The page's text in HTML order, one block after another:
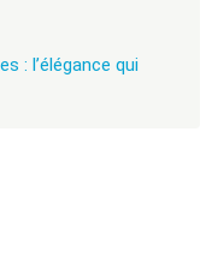
: l’élégance qui